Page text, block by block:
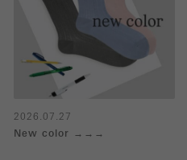
2026.07.27
New color →→→